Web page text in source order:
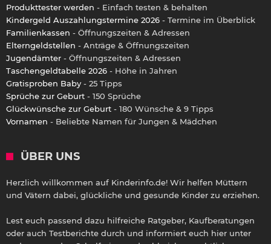
Produkttester werden - Einfach testen & behalten
Kindergeld Auszahlungstermine 2026 - Termine im Überblick
Familienkassen - Öffnungszeiten & Adressen
Elterngeldstellen - Anträge & Öffnungszeiten
Jugendämter - Öffnungszeiten & Adressen
Taschengeldtabelle 2026 - Höhe in Jahren
Gratisproben Baby - 25 Tipps
Sprüche zur Geburt - 150 Sprüche
Glückwünsche zur Geburt - 180 Wünsche & 9 Tipps
Vornamen - Beliebte Namen für Jungen & Mädchen
ÜBER UNS
Herzlich willkommen auf Kinderinfo.de! Wir helfen Müttern
und Vätern dabei, glückliche und gesunde Kinder zu erziehen.
Lest euch passend dazu hilfreiche Ratgeber, Kaufberatungen
oder auch Testberichte durch und informiert euch hier unter